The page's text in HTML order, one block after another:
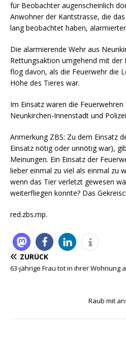
für Beobachter augenscheinlich
Anwohner der Kantstrasse, die
lang beobachtet haben,
Die alarmierende Wehr aus
Rettungsaktion umgehend mit der
flog davon, als die Feuerwehr die
Höhe des Tieres war.
Im Einsatz waren die Feuerwehren
Neunkirchen-Innenstadt und
Anmerkung ZBS: Zu dem Einsatz
Einsatz nötig oder unnötig war),
Meinungen. Ein Einsatz der
lieber einmal zu viel als einmal zu
wenn das Tier verletzt gewesen
weiterfliegen konnte? Das
red.zbs.mp.
ZURÜCK
63-jährige Frau tot in ihrer Wohnung
Raub mit